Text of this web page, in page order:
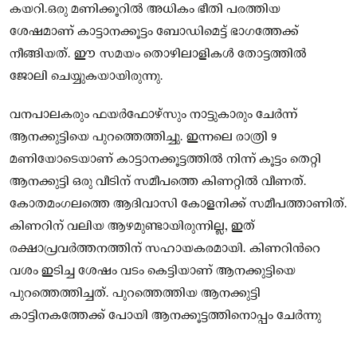
കയറി.ഒരു മണിക്കൂറിൽ അധികം ഭീതി പരത്തിയ
ശേഷമാണ് കാട്ടാനക്കൂട്ടം ബോഡിമെട്ട് ഭാഗത്തേക്ക്
നീങ്ങിയത്. ഈ സമയം തൊഴിലാളികൾ തോട്ടത്തിൽ
ജോലി ചെയ്യുകയായിരുന്നു.
വനപാലകരും ഫയർഫോഴ്സും നാട്ടുകാരും ചേർന്ന്
ആനക്കുട്ടിയെ പുറത്തെത്തിച്ചു. ഇന്നലെ രാത്രി 9
മണിയോടെയാണ് കാട്ടാനക്കൂട്ടത്തിൽ നിന്ന് കൂട്ടം തെറ്റി
ആനക്കുട്ടി ഒരു വീടിന് സമീപത്തെ കിണറ്റിൽ വീണത്.
കോതമംഗലത്തെ ആദിവാസി കോളനിക്ക് സമീപത്താണിത്.
കിണറിന് വലിയ ആഴമുണ്ടായിരുന്നില്ല, ഇത്
രക്ഷാപ്രവർത്തനത്തിന് സഹായകരമായി. കിണറിന്‍റെ
വശം ഇടിച്ച ശേഷം വടം കെട്ടിയാണ് ആനക്കുട്ടിയെ
പുറത്തെത്തിച്ചത്. പുറത്തെത്തിയ ആനക്കുട്ടി
കാട്ടിനകത്തേക്ക് പോയി ആനക്കൂട്ടത്തിനൊപ്പം ചേർന്നു